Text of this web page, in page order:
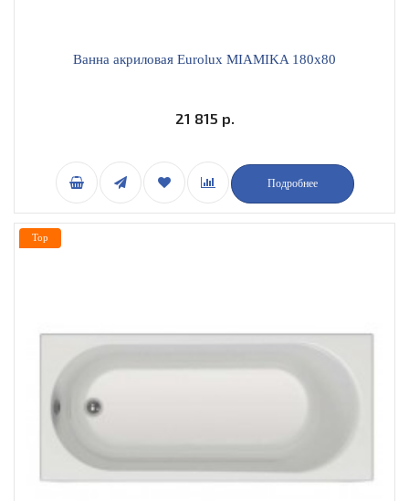
Ванна акриловая Eurolux MIAMIKA 180х80
21 815 р.
Подробнее
Top